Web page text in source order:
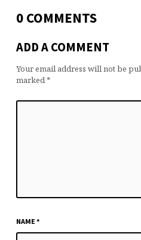
0 COMMENTS
ADD A COMMENT
Your email address will not be
marked*
NAME*